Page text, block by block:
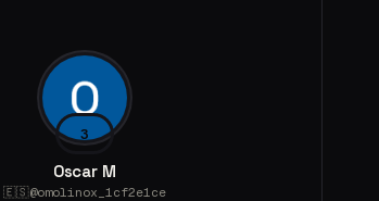
3
Oscar M
🇪🇸@omolinox_1cf2e1ce